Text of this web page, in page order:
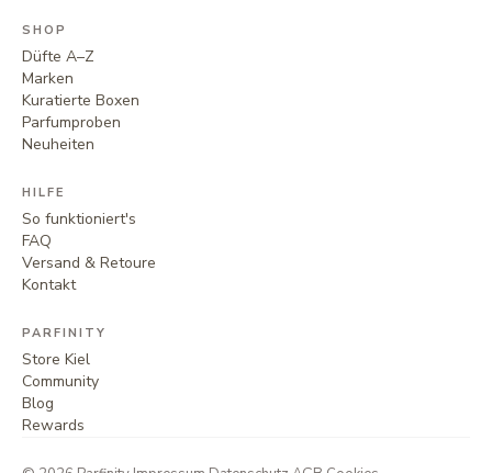
SHOP
Düfte A–Z
Marken
Kuratierte Boxen
Parfumproben
Neuheiten
HILFE
So funktioniert's
FAQ
Versand & Retoure
Kontakt
PARFINITY
Store Kiel
Community
Blog
Rewards